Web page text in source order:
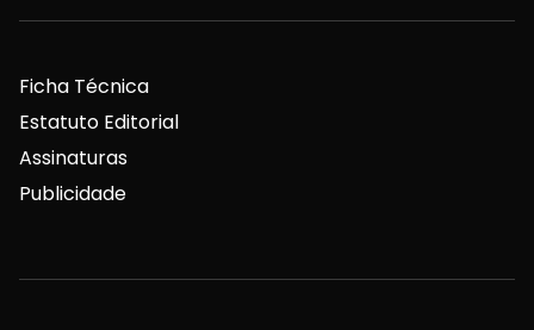
Ficha Técnica
Estatuto Editorial
Assinaturas
Publicidade